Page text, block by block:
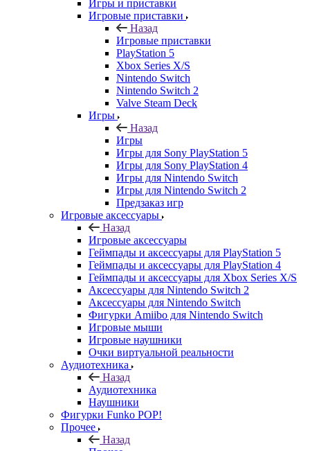
Игры и приставки
Игровые приставки
Назад
Игровые приставки
PlayStation 5
Xbox Series X/S
Nintendo Switch
Nintendo Switch 2
Valve Steam Deck
Игры
Назад
Игры
Игры для Sony PlayStation 5
Игры для Sony PlayStation 4
Игры для Nintendo Switch
Игры для Nintendo Switch 2
Предзаказ игр
Игровые аксессуары
Назад
Игровые аксессуары
Геймпады и аксессуары для PlayStation 5
Геймпады и аксессуары для PlayStation 4
Геймпады и аксессуары для Xbox Series X/S
Аксессуары для Nintendo Switch 2
Аксессуары для Nintendo Switch
Фигурки Amiibo для Nintendo Switch
Игровые мыши
Игровые наушники
Очки виртуальной реальности
Аудиотехника
Назад
Аудиотехника
Наушники
Фигурки Funko POP!
Прочее
Назад